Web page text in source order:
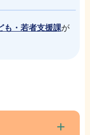
・若者支援課が